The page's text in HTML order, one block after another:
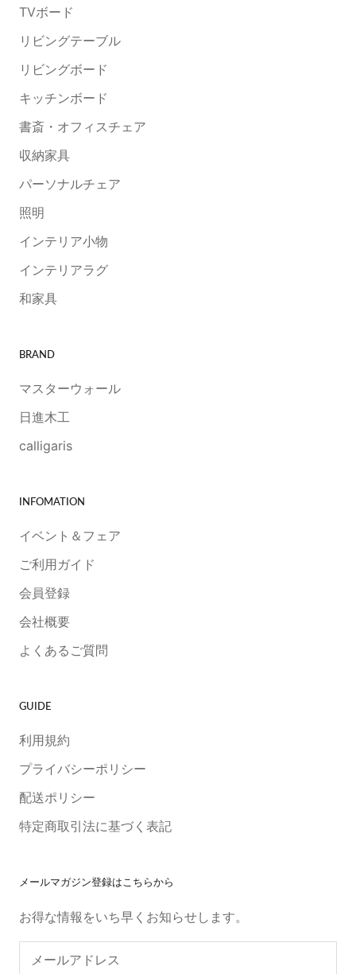
TVボード
リビングテーブル
リビングボード
キッチンボード
書斎・オフィスチェア
収納家具
パーソナルチェア
照明
インテリア小物
インテリアラグ
和家具
BRAND
マスターウォール
日進木工
calligaris
INFOMATION
イベント＆フェア
ご利用ガイド
会員登録
会社概要
よくあるご質問
GUIDE
利用規約
プライバシーポリシー
配送ポリシー
特定商取引法に基づく表記
メールマガジン登録はこちらから
お得な情報をいち早くお知らせします。